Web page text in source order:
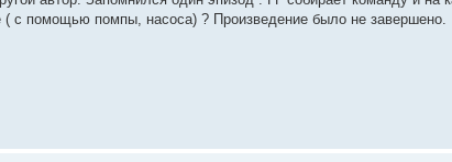
( с помощью помпы, насоса) ? Произведение было не завершено.